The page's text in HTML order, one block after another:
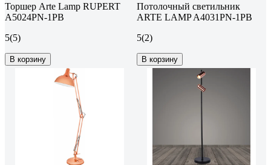
Торшер Arte Lamp RUPERT
A5024PN-1PB
5(5)
В корзину
Потолочный светильник
ARTE LAMP A4031PN-1PB
5(2)
В корзину